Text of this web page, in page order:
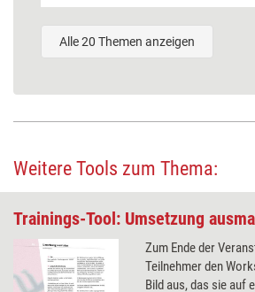
Alle 20 Themen anzeigen
Weitere Tools zum Thema:
Trainings-Tool: Umsetzung
Zum Ende der
Teilnehmer den
Bild aus, das sie auf